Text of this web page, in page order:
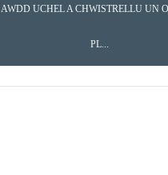
UCHEL A CHWISTRELLU UN
PL...